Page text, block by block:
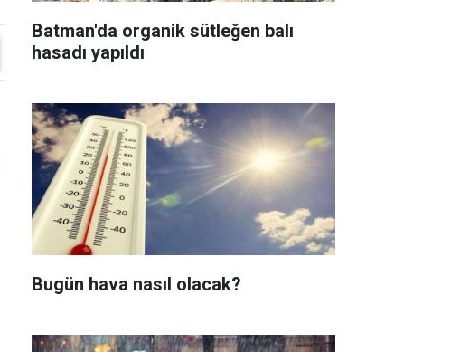
Batman'da organik sütleğen balı
hasadı yapıldı
Bugün hava nasıl olacak?